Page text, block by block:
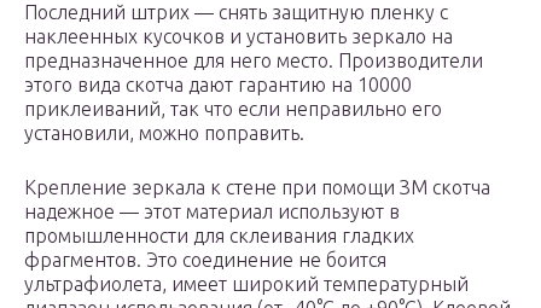
Последний штрих — снять защитную пленку с
наклеенных кусочков и установить зеркало на
предназначенное для него место. Производители
этого вида скотча дают гарантию на 10000
приклеиваний, так что если неправильно его
установили, можно поправить.
Крепление зеркала к стене при помощи ЗМ скотча
надежное — этот материал используют в
промышленности для склеивания гладких
фрагментов. Это соединение не боится
ультрафиолета, имеет широкий температурный